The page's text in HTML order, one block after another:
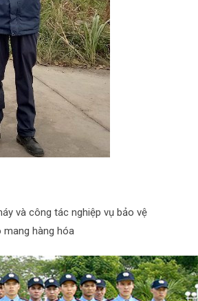
và công tác nghiệp vụ bảo vệ
mang hàng hóa